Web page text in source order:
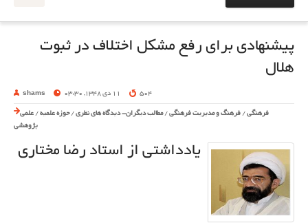
پیشنهادی برای رفع مشکل اختلاف در ثبوت
هلال
shams 11 دی 1348, 03:30 504
فرهنگی / فرهنگ و مدیریت فرهنگی /مطالب دیگران- دیدگاه های نظری /حوزه علمیه / علمی
پژوهشی
یادداشتی از استاد رضا مختاری